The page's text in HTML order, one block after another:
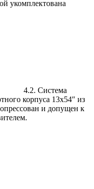
укомплектована
4.2. Система
корпуса 13х54″ из
и допущен к